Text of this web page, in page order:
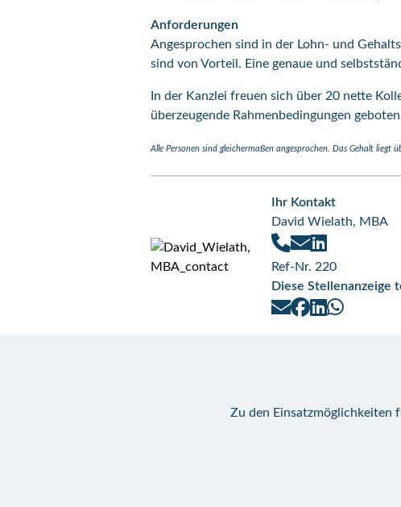
Anforderungen
Angesprochen sind in der Lohn- und
sind von Vorteil. Eine genaue und
In der Kanzlei freuen sich über 20 nette
überzeugende Rahmenbedingungen
Alle Personen sind gleichermaßen angesprochen. Das Gehalt
Ihr Kontakt
David Wielath, MBA
Ref-Nr. 220
Diese Stellenanzeige
Zu den Einsatzmöglichkeiten